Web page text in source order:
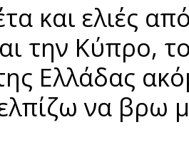
και ελιές
την Κύπρο,
Ελλάδας
να βρω